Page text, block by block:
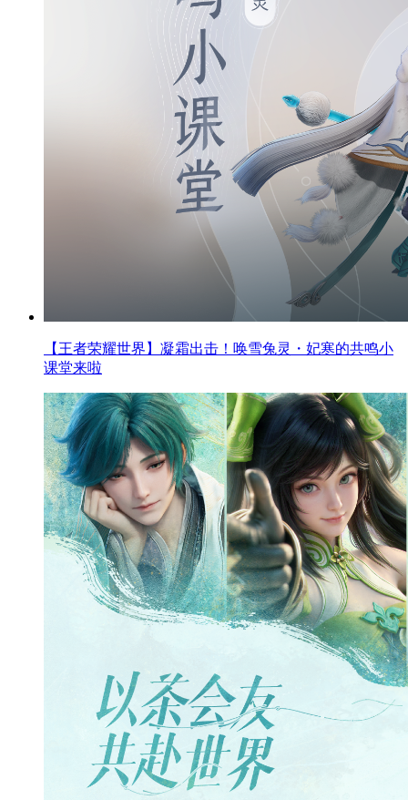
【王者荣耀世界】凝霜出击！唤雪兔灵・妃寒的共鸣小
课堂来啦